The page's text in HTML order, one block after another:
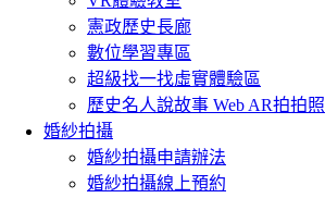
憲政歷史長廊
數位學習專區
超級找一找虛實體驗區
歷史名人說故事 Web AR拍拍照
婚紗拍攝
婚紗拍攝申請辦法
婚紗拍攝線上預約